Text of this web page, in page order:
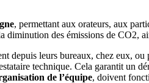
, permettant aux orateurs, aux
des émissions de CO2,
depuis leurs bureaux, chez eux,
technique. Cela garantit un
de l’équipe, doivent